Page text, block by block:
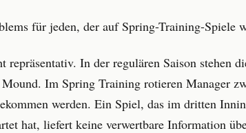
für jeden, der auf Spring-Training-Spiele
In der regulären Saison stehen
Im Spring Training rotieren Manager
werden. Ein Spiel, das im dritten
hat, liefert keine verwertbare Information